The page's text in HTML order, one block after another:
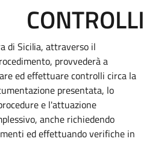
CONTROLLI
diSicilia, attraverso il
provvederà a
ed effettuare controlli circa la
presentata, lo
e l'attuazione
anche richiedendo
ed effettuando verifiche in